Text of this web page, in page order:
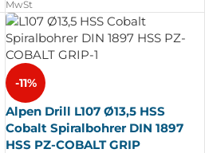
MwSt
-11%
Alpen Drill L107 Ø13,5 HSS
Cobalt Spiralbohrer DIN 1897
HSS PZ-COBALT GRIP